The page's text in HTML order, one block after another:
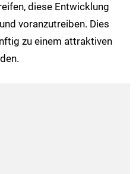
diese Entwicklung
voranzutreiben. Dies
zu einem attraktiven